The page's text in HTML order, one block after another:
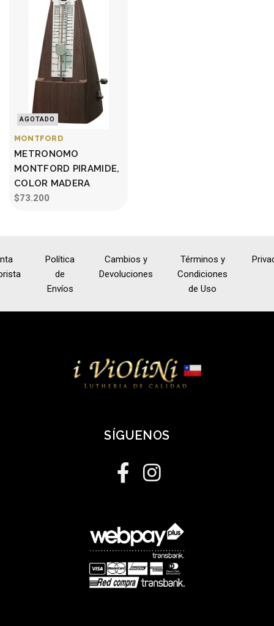
AGOTADO
MONTFORD
METRONOMO
MONTFORD PIRAMIDE,
COLOR MADERA
$73.200
Política
de
Envíos
Cambios y
Devoluciones
Términos y
Condiciones
de Uso
SÍGUENOS